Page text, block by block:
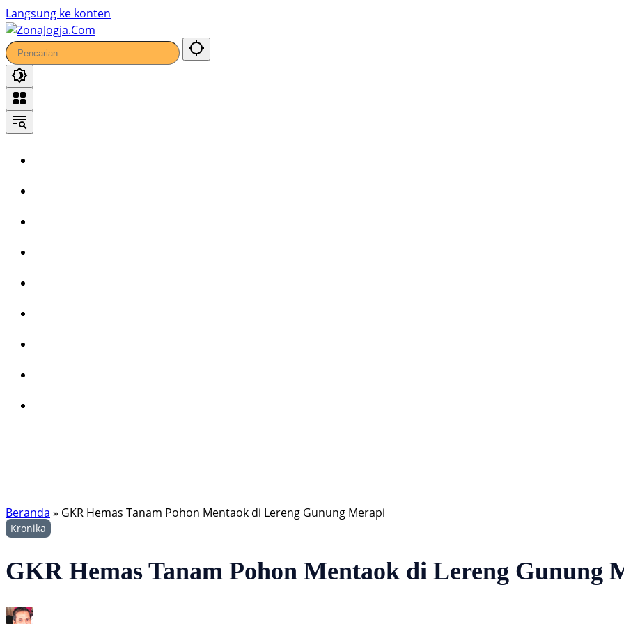
Langsung ke konten
Beranda » GKR Hemas Tanam Pohon Mentaok di Lereng Gunung Merapi
Kronika
GKR Hemas Tanam Pohon Mentaok di Lereng Gunung